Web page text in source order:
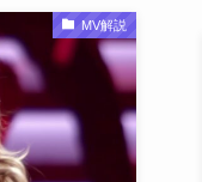
MV解説